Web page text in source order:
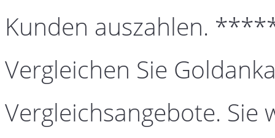
Kunden auszahlen.
Vergleichen Sie
Vergleichsangebote. Sie